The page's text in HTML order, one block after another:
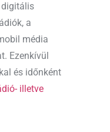
digitális
a
média
Ezenkívül
és időnként
illetve